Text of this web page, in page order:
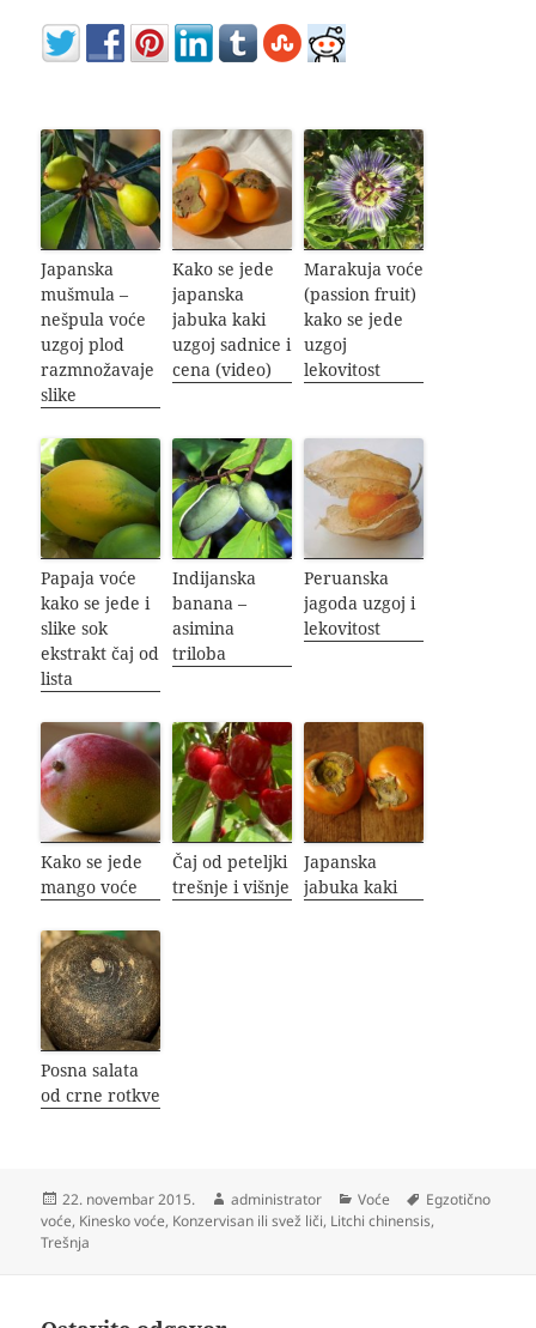
Japanska
mušmula –
nešpula voće
uzgoj plod
razmnožavaje
slike
Kako se jede
japanska
jabuka kaki
uzgoj sadnice i
cena (video)
Marakuja voće
(passion fruit)
kako se jede
uzgoj
lekovitost
Papaja voće
kako se jede i
slike sok
ekstrakt čaj od
lista
Indijanska
banana –
asimina
triloba
Peruanska
jagoda uzgoj i
lekovitost
Kako se jede
mango voće
Čaj od peteljki
trešnje i višnje
Japanska
jabuka kaki
Posna salata
od crne rotkve
Objavljeno
22. novembar 2015. Autor
administrator Kategorije
Voće Oznake
Egzotično
voće, Kinesko voće, Konzervisan ili svež liči, Litchi chinensis,
Trešnja